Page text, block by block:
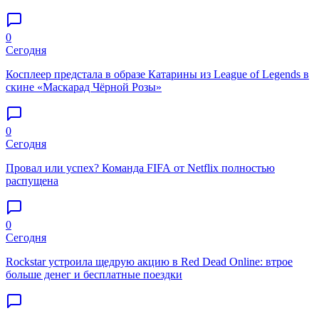
0
Сегодня
Косплеер предстала в образе Катарины из League of Legends в
скине «Маскарад Чёрной Розы»
0
Сегодня
Провал или успех? Команда FIFA от Netflix полностью
распущена
0
Сегодня
Rockstar устроила щедрую акцию в Red Dead Online: втрое
больше денег и бесплатные поездки